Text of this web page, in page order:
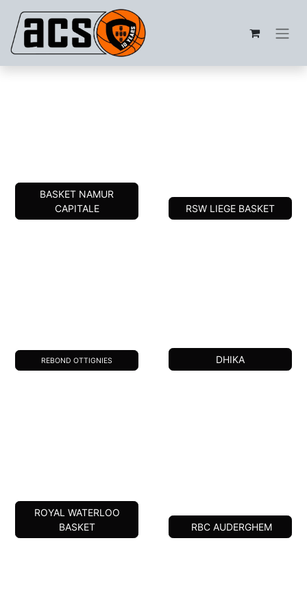
BASKET NAMUR
CAPITALE
RSW LIEGE BASKET
REBOND OTTIGNIES DHIKA
ROYAL WATERLOO
BASKET
RBC AUDERGHEM